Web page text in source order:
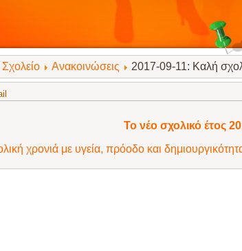
Σχολείο Ανακοινώσεις 2017-09-11: Καλή
Το νέο σχολικό έτος
χρονιά με υγεία, πρόοδο και